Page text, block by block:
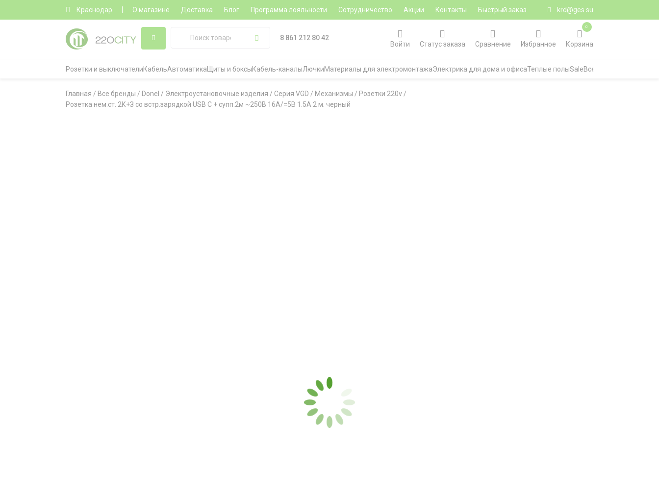
Краснодар О магазине Доставка Блог Программа лояльности Сотрудничество Акции Контакты Быстрый заказ krd@ges.su
8 861 212 80 42
Войти
Статус заказа Сравнение Избранное Корзина
0
Розетки и выключателиКабельАвтоматика Щиты и боксыКабель-каналыЛючкиМатериалы для электромонтажаЭлектрика для дома и офисаТеплые полыSaleВсе категории
Главная / Все бренды / Donel / Электроустановочные изделия / Серия VGD / Механизмы / Розетки 220v /
Розетка нем.ст. 2К+З со встр.зарядкой USB C + супп.2м ~250В 16А/=5В 1.5А 2 м. черный